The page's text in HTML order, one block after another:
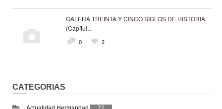
GALERA TREINTA Y CINCO SIGLOS DE HISTORIA
(Capítul...
0 2
CATEGORIAS